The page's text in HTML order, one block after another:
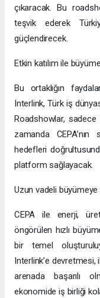
çıkaracak. Bu
teşvik ederek
güçlendirecek.
Etkin katılım ile
Bu ortaklığın
Interlink, Türk iş
Roadshowlar, sadece
zamanda
hedefleri
platform sağlayacak.
Uzun vadeli
CEPA ile enerji,
öngörülen hızlı
bir temel
Interlink’e
arenada başarılı
ekonomide iş birliği